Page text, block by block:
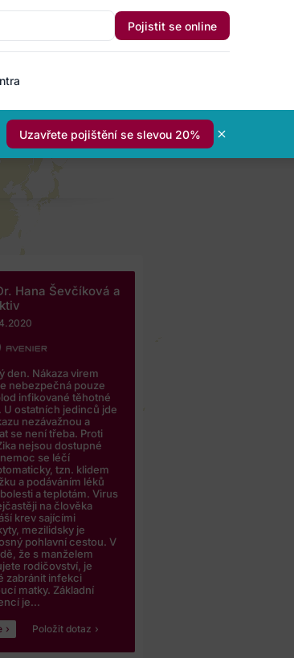
Pojistit se online
Uzavřete pojištění se slevou 20%
Hana Ševčíková a
den. Nákaza virem
nebezpečná pouze
infikované těhotné
U ostatních jedinců jde
nezávažnou a
se není třeba. Proti
nejsou dostupné
se léčí
tzn. klidem
a podáváním léků
a teplotám. Virus
na člověka
krev sajícími
mezilidsky je
pohlavní cestou. V
že s manželem
rodičovství, je
zabránit infekci
matky. Základní
je...
Položit dotaz